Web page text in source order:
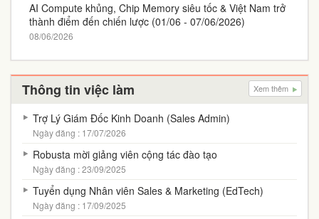
AI Compute khủng, Chip Memory siêu tốc & Việt Nam trở
thành điểm đến chiến lược (01/06 - 07/06/2026)
08/06/2026
Thông tin việc làm Xem thêm
Trợ Lý Giám Đốc Kinh Doanh (Sales Admin)
Ngày đăng : 17/07/2026
Robusta mời giảng viên cộng tác đào tạo
Ngày đăng : 23/09/2025
Tuyển dụng Nhân viên Sales & Marketing (EdTech)
Ngày đăng : 17/09/2025